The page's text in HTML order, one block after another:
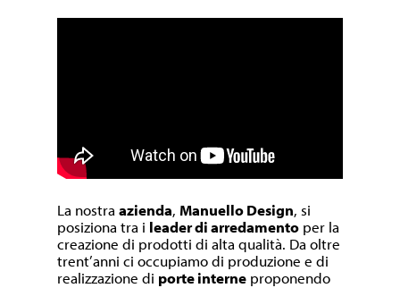
La nostraazienda, Manuello Design, si
posiziona tra i leader di arredamento per la
creazione di prodotti di alta qualità. Da oltre
trent’anni ci occupiamo di produzione e di
realizzazione di porte interne proponendo